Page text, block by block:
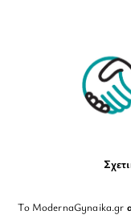
Το ModernaGynaika.gr